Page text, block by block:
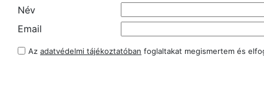
Név
Email
Az adatvédelmi tájékoztatóban foglaltakat megismertem és